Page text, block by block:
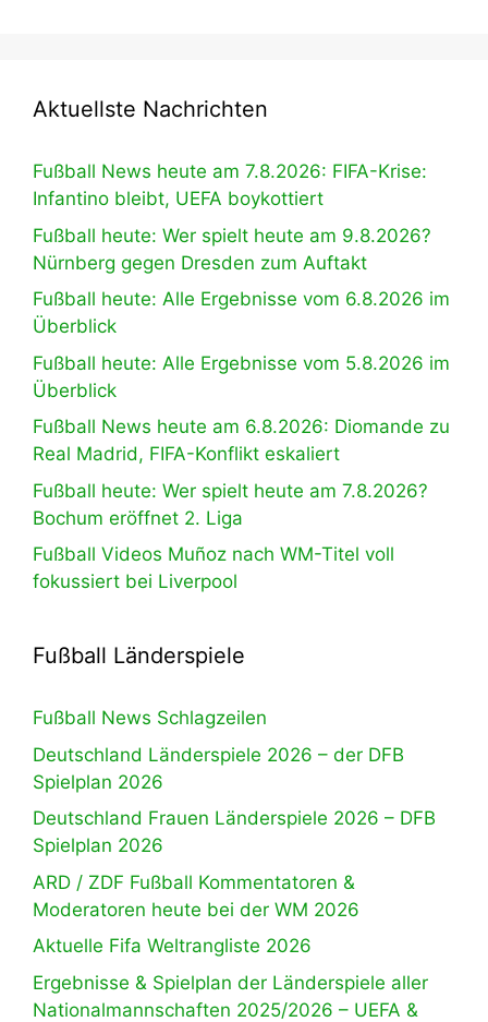
Aktuellste Nachrichten
Fußball News heute am 7.8.2026: FIFA-Krise:
Infantino bleibt, UEFA boykottiert
Fußball heute: Wer spielt heute am 9.8.2026?
Nürnberg gegen Dresden zum Auftakt
Fußball heute: Alle Ergebnisse vom 6.8.2026 im
Überblick
Fußball heute: Alle Ergebnisse vom 5.8.2026 im
Überblick
Fußball News heute am 6.8.2026: Diomande zu
Real Madrid, FIFA-Konflikt eskaliert
Fußball heute: Wer spielt heute am 7.8.2026?
Bochum eröffnet 2. Liga
Fußball Videos Muñoz nach WM-Titel voll
fokussiert bei Liverpool
Fußball Länderspiele
Fußball News Schlagzeilen
Deutschland Länderspiele 2026 – der DFB
Spielplan 2026
Deutschland Frauen Länderspiele 2026 – DFB
Spielplan 2026
ARD / ZDF Fußball Kommentatoren &
Moderatoren heute bei der WM 2026
Aktuelle Fifa Weltrangliste 2026
Ergebnisse & Spielplan der Länderspiele aller
Nationalmannschaften 2025/2026 – UEFA &